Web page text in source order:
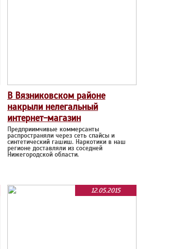
В Вязниковском районе
накрыли нелегальный
интернет-магазин
Предприимчивые коммерсанты
распространяли через сеть спайсы и
синтетический гашиш. Наркотики в наш
регионе доставляли из соседней
Нижегородской области.
12.05.2015